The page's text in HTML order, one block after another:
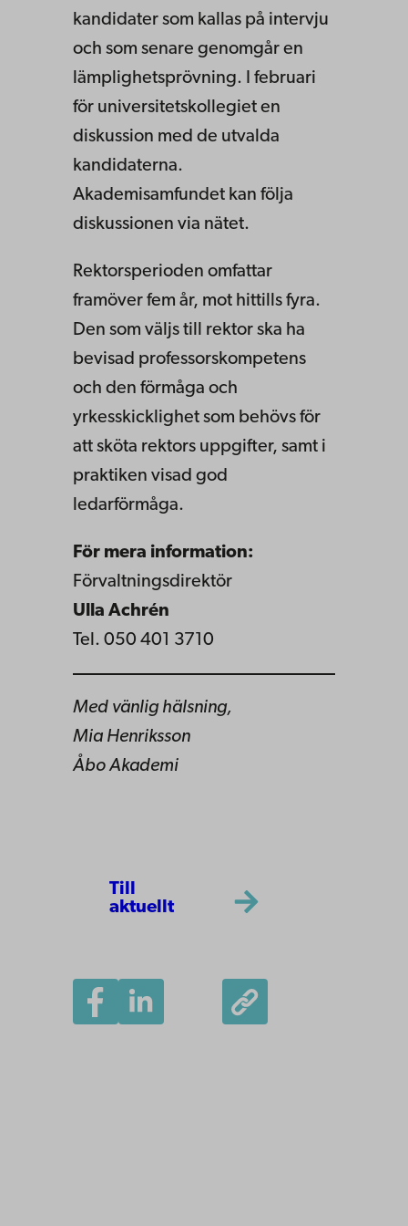
kandidater som kallas på intervju
och som senare genomgår en
lämplighetsprövning. I februari
för universitetskollegiet en
diskussion med de utvalda
kandidaterna.
Akademisamfundet kan följa
diskussionen via nätet.
Rektorsperioden omfattar
framöver fem år, mot hittills fyra.
Den som väljs till rektor ska ha
bevisad professorskompetens
och den förmåga och
yrkesskicklighet som behövs för
att sköta rektors uppgifter, samt i
praktiken visad god
ledarförmåga.
För mera information:
Förvaltningsdirektör
Ulla Achrén
Tel. 050 401 3710
Med vänlig hälsning,
Mia Henriksson
Åbo Akademi
Till
aktuellt